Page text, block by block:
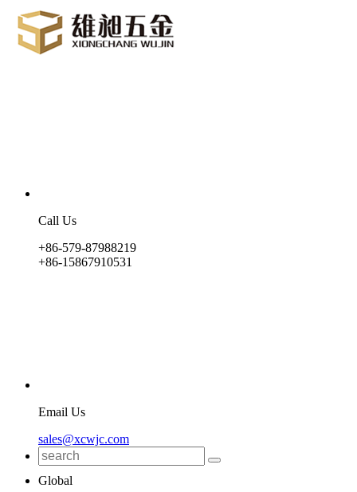
Call Us
+86-579-87988219
+86-15867910531
Email Us
sales@xcwjc.com
Global